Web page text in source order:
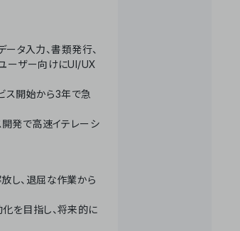
タ入力、書類発行、
ーザー向けにUI/UX
開始から3年で急
開発で高速イテレーシ
し、退屈な作業から
を目指し、将来的に